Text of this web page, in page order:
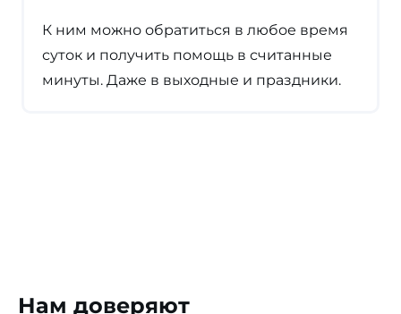
К ним можно обратиться в любое время
суток и получить помощь в считанные
минуты. Даже в выходные и праздники.
Нам доверяют